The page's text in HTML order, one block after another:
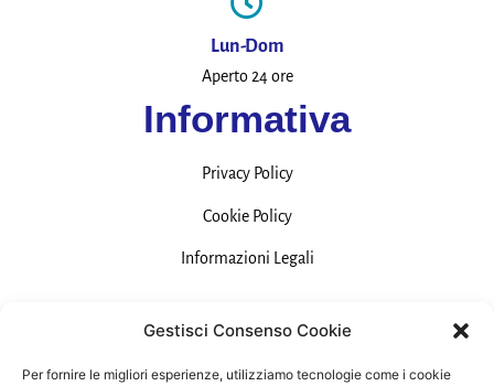
Gestisci Consenso Cookie
Per fornire le migliori esperienze, utilizziamo tecnologie come i cookie
Lun-Dom
Aperto 24 ore
Informativa
Privacy Policy
Cookie Policy
Informazioni Legali
Contatti